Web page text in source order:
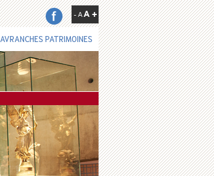
AVRANCHES PATRIMOINES